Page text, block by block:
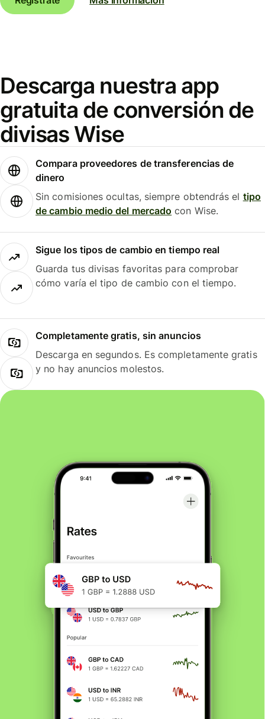
Descarga nuestra app
gratuita de conversión de
divisas Wise
Compara proveedores de transferencias de
dinero
Sin comisiones ocultas, siempre obtendrás el tipo
de cambio medio del mercado con Wise.
Sigue los tipos de cambio en tiempo real
Guarda tus divisas favoritas para comprobar
cómo varía el tipo de cambio con el tiempo.
Completamente gratis, sin anuncios
Descarga en segundos. Es completamente gratis
y no hay anuncios molestos.